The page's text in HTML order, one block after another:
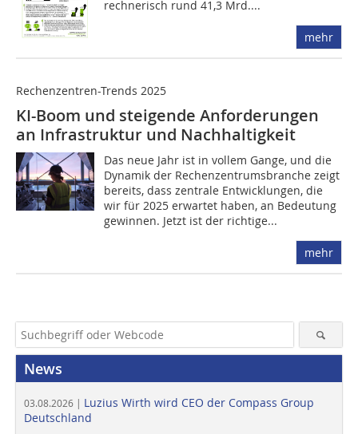
rechnerisch rund 41,3 Mrd....
mehr
Rechenzentren-Trends 2025
KI-Boom und steigende Anforderungen
an Infrastruktur und Nachhaltigkeit
Das neue Jahr ist in vollem Gange, und die
Dynamik der Rechenzentrumsbranche zeigt
bereits, dass zentrale Entwicklungen, die
wir für 2025 erwartet haben, an Bedeutung
gewinnen. Jetzt ist der richtige...
mehr
News
03.08.2026 | Luzius Wirth wird CEO der Compass Group
Deutschland